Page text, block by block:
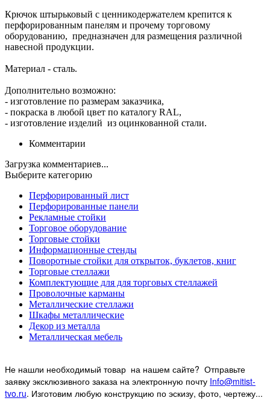
Крючок штырьковый с ценникодержателем крепится к
перфорированным панелям и прочему торговому
оборудованию, предназначен для размещения различной
навесной продукции.
Материал - сталь.
Дополнительно возможно:
- изготовление по размерам заказчика,
- покраска в любой цвет по каталогу RAL,
- изготовление изделий из оцинкованной стали.
Комментарии
Загрузка комментариев...
Выберите категорию
Перфорированный лист
Перфорированные панели
Рекламные стойки
Торговое оборудование
Торговые стойки
Информационные стенды
Поворотные стойки для открыток, буклетов, книг
Торговые стеллажи
Комплектующие для для торговых стеллажей
Проволочные карманы
Металлические стеллажи
Шкафы металлические
Декор из металла
Металлическая мебель
Не нашли необходимый товар на нашем сайте? Отправьте
заявку эксклюзивного заказа на электронную почту Info@mitist-
tvo.ru. Изготовим любую конструкцию по эскизу, фото, чертежу...